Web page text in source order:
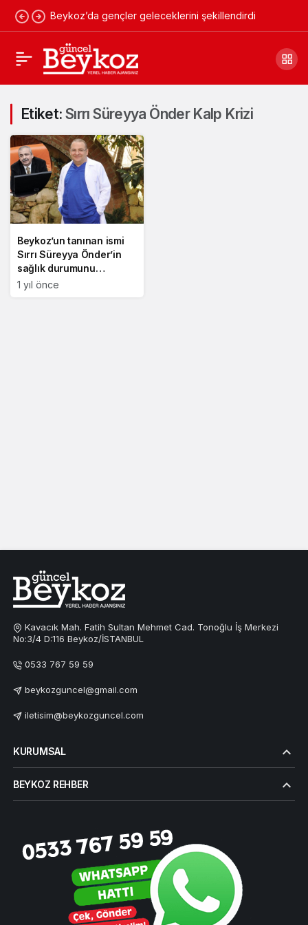
Beykoz’da gençler geleceklerini şekillendirdi
Etiket: Sırrı Süreyya Önder Kalp Krizi
Beykoz’un tanınan ismi
Sırrı Süreyya Önder’in
sağlık durumunu
değerlendirdi
1 yıl önce
Kavacık Mah. Fatih Sultan Mehmet Cad. Tonoğlu İş Merkezi
No:3/4 D:116 Beykoz/İSTANBUL
0533 767 59 59
beykozguncel@gmail.com
iletisim@beykozguncel.com
KURUMSAL
BEYKOZ REHBER